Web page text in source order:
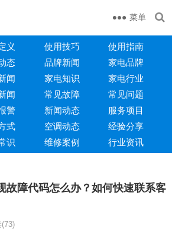
菜单
义 使用技巧
使用指南
态 品牌新闻
家电品牌
闻 家电知识
家电行业
闻 常见故障
常见问题
警 新闻动态
服务项目
式 空调动态
经验分享
识 维修案例 行业资讯
故障代码怎么办？如何快速联系客
(73)